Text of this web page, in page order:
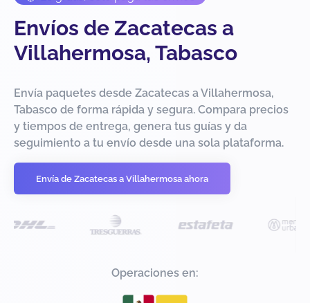
Envíos de Zacatecas a
Villahermosa, Tabasco
Envía paquetes desde Zacatecas a Villahermosa,
Tabasco de forma rápida y segura. Compara precios
y tiempos de entrega, genera tus guías y da
seguimiento a tu envío desde una sola plataforma.
Envía de Zacatecas a Villahermosa ahora
Operaciones en: